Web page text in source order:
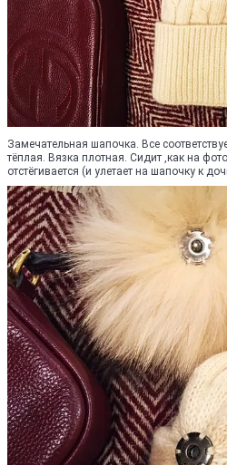
Замечательная шапочка. Все
тёплая. Вязка плотная. Сидит ,как на
отстёгивается (и улетает на шапочку к